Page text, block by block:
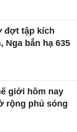
đợt tập kích
Nga bắn hạ 635
giới hôm nay
rộng phủ sóng